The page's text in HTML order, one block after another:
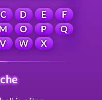
C D E
F
M O P
Q
V W X